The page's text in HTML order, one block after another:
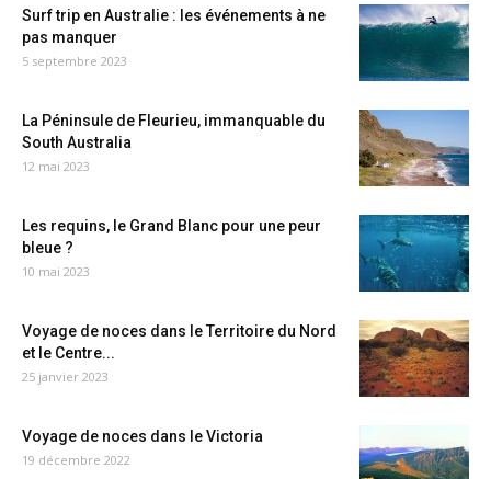
Surf trip en Australie : les événements à ne
pas manquer
5 septembre 2023
La Péninsule de Fleurieu, immanquable du
South Australia
12 mai 2023
Les requins, le Grand Blanc pour une peur
bleue ?
10 mai 2023
Voyage de noces dans le Territoire du Nord
et le Centre...
25 janvier 2023
Voyage de noces dans le Victoria
19 décembre 2022